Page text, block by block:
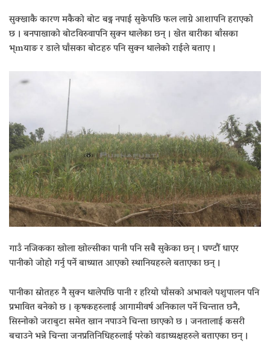
सुक्खाकै कारण मकैको बोट बढ्न नपाई सुकेपछि फल लाग्ने आशापनि हराएको
छ । बनपाखाको बोटविरुवापनि सुक्न थालेका छन् । खेत बारीका बाँसका
भ्mयाङ र डाले घाँसका बोटहरु पनि सुक्न थालेको राईले बताए ।
गाउँ नजिकका खोला खोल्सीका पानी पनि सबै सुकेका छन् । घण्टौं धाएर
पानीको जोहो गर्नु पर्ने बाध्यात आएको स्थानियहरुले बताएका छन् ।
पानीका स्रोतहरु नै सुक्न थालेपछि पानी र हरियो घाँसको अभावले पशुपालन पनि
प्रभावित बनेको छ । कृषकहरुलाई आगामीवर्ष अनिकाल पर्ने चिन्तात छनै,
सिस्नोको जराबुटा समेत खान नपाउने चिन्ता छाएको छ । जनतालाई कसरी
बचाउने भन्ने चिन्ता जनप्रतिनिधिहरुलाई परेको वडाध्यक्षहरुले बताएका छन् ।